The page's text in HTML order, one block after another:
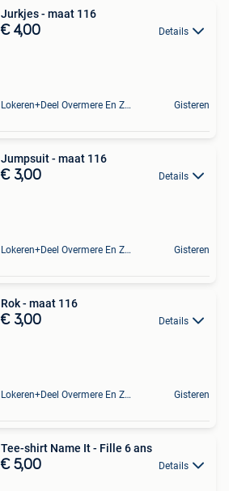
Jurkjes - maat 116
€ 4,00 Details
Lokeren+Deel Overmere En Zele Gisteren
Jumpsuit - maat 116
€ 3,00 Details
Lokeren+Deel Overmere En Zele Gisteren
Rok - maat 116
€ 3,00 Details
Lokeren+Deel Overmere En Zele Gisteren
Tee-shirt Name It - Fille 6 ans
€ 5,00 Details